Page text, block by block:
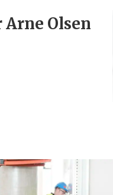
Olsen